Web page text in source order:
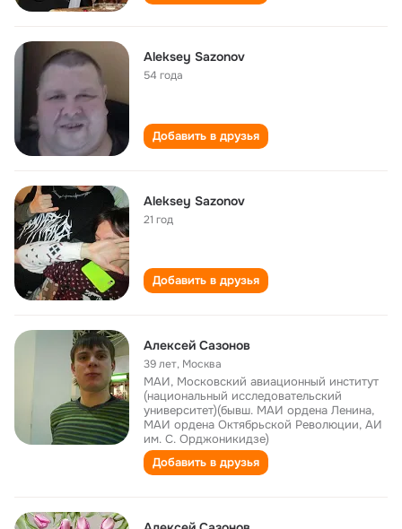
Aleksey Sazonov
54 года
Добавить в друзья
Aleksey Sazonov
21 год
Добавить в друзья
Алексей Сазонов
39 лет, Москва
МАИ, Московский авиационный институт
(национальный исследовательский
университет)(бывш. МАИ ордена Ленина,
МАИ ордена Октябрьской Революции, АИ
им. С. Орджоникидзе)
Добавить в друзья